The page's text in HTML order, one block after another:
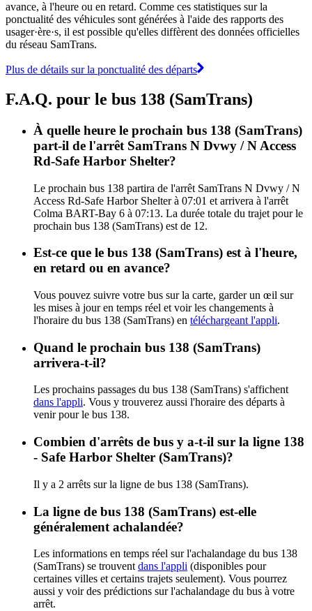
avance, à l'heure ou en retard. Comme ces statistiques sur la
ponctualité des véhicules sont générées à l'aide des rapports des
usager·ère·s, il est possible qu'elles diffèrent des données officielles
du réseau SamTrans.
Plus de détails sur la ponctualité des départs
F.A.Q. pour le bus 138 (SamTrans)
À quelle heure le prochain bus 138 (SamTrans)
part-il de l'arrêt SamTrans N Dvwy / N Access
Rd-Safe Harbor Shelter?
Le prochain bus 138 partira de l'arrêt SamTrans N Dvwy / N
Access Rd-Safe Harbor Shelter à 07:01 et arrivera à l'arrêt
Colma BART-Bay 6 à 07:13. La durée totale du trajet pour le
prochain bus 138 (SamTrans) est de 12.
Est-ce que le bus 138 (SamTrans) est à l'heure,
en retard ou en avance?
Vous pouvez suivre votre bus sur la carte, garder un œil sur
les mises à jour en temps réel et voir les changements à
l'horaire du bus 138 (SamTrans) en téléchargeant l'appli.
Quand le prochain bus 138 (SamTrans)
arrivera-t-il?
Les prochains passages du bus 138 (SamTrans) s'affichent
dans l'appli. Vous y trouverez aussi l'horaire des départs à
venir pour le bus 138.
Combien d'arrêts de bus y a-t-il sur la ligne 138
- Safe Harbor Shelter (SamTrans)?
Il y a 2 arrêts sur la ligne de bus 138 (SamTrans).
La ligne de bus 138 (SamTrans) est-elle
généralement achalandée?
Les informations en temps réel sur l'achalandage du bus 138
(SamTrans) se trouvent dans l'appli (disponibles pour
certaines villes et certains trajets seulement). Vous pourrez
aussi y voir des prédictions sur l'achalandage du bus à votre
arrêt.